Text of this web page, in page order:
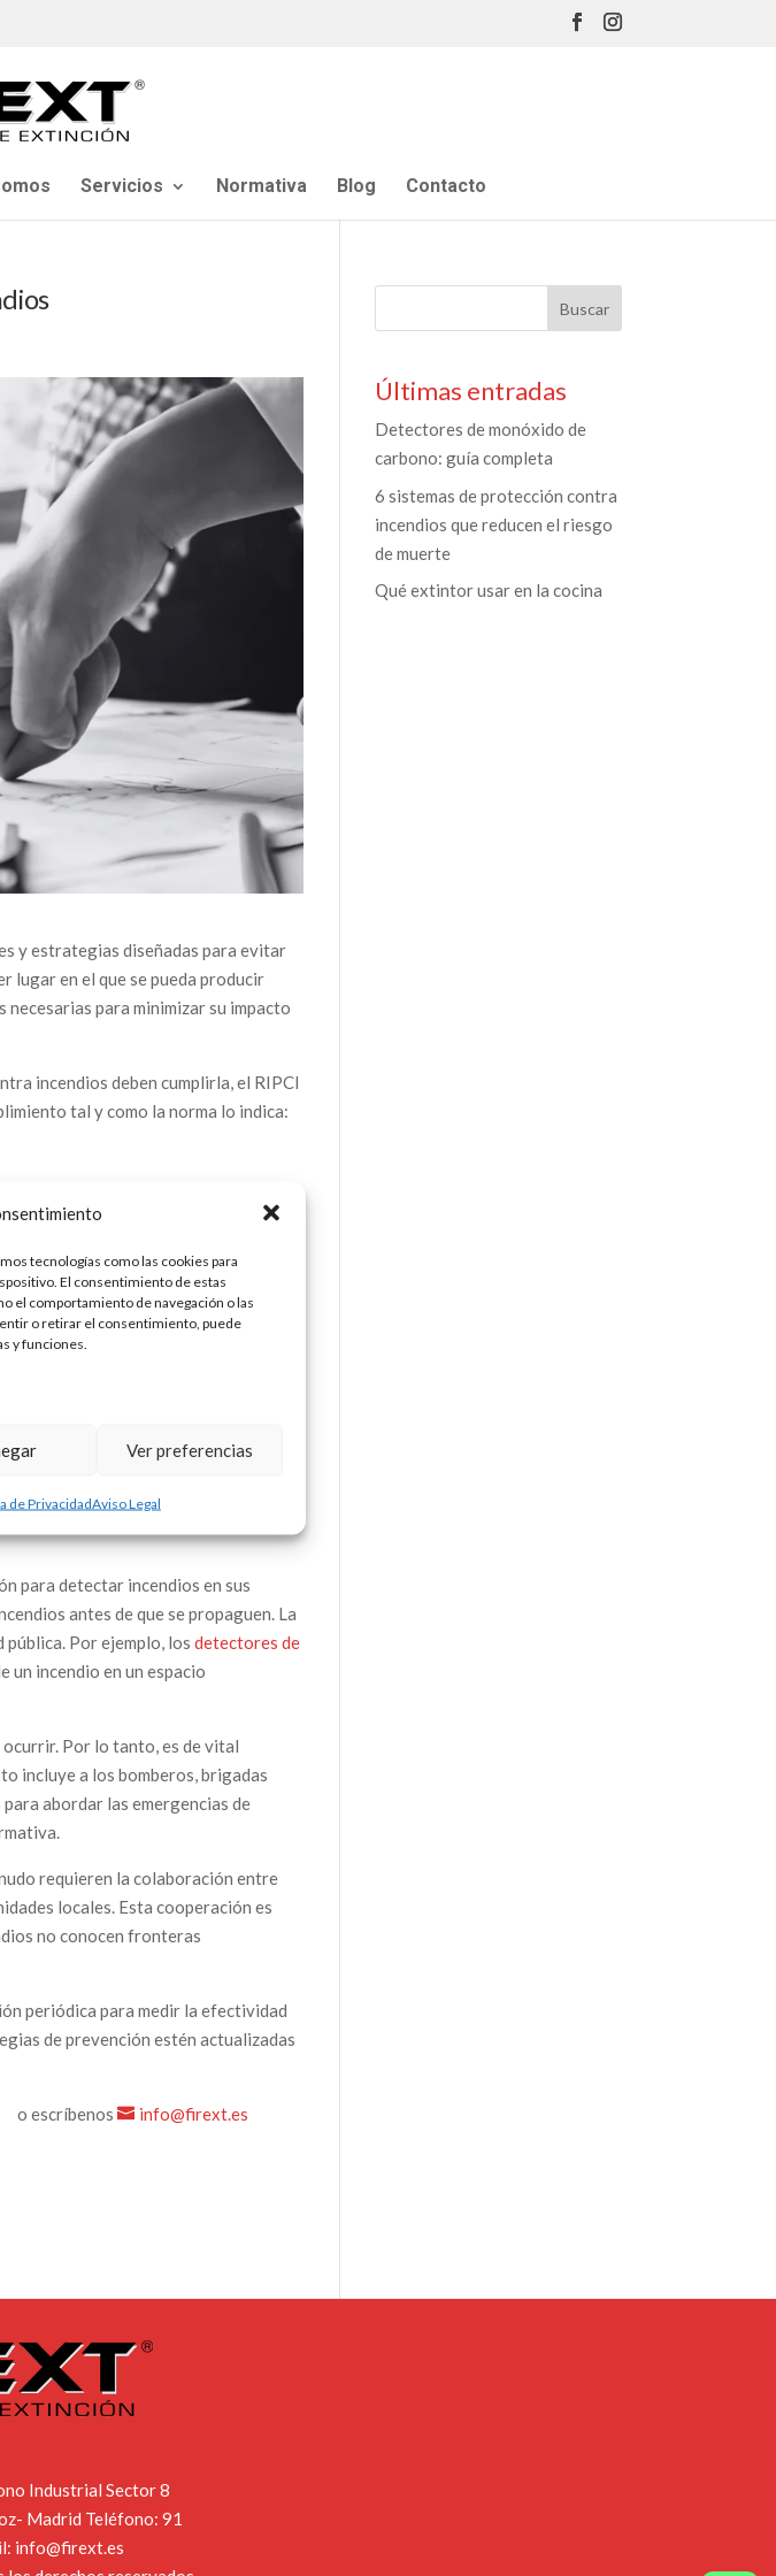
tecnologías como las cookies para
El consentimiento de estas
el comportamiento de navegación o las
o retirar el consentimiento, puede
y funciones.
Ver preferencias
de PrivacidadAviso Legal
Servicios Normativa Blog Contacto
y estrategias diseñadas para evitar
lugar en el que se pueda producir
para minimizar su impacto
incendios deben cumplirla, el RIPCI
tal y como la norma lo indica:
desarrollará el proyecto. Se
a infraestructuras y
los riesgos.
detallado que incluye medidas
la eliminación de vegetación
pública sobre la prevención. La
prevención, se llevan a cabo
prevención y cómo actuar en caso de
valiosas para aumentar la
para detectar incendios en sus
antes de que se propaguen. La
pública. Por ejemplo, losdetectores de
un incendio en un espacio
ocurrir. Por lo tanto, es de vital
incluye a los bomberos, brigadas
abordar las emergencias de
requieren la colaboración entre
locales. Esta cooperación es
no conocen fronteras
periódica para medir la efectividad
de prevención estén actualizadas
o escríbenos info@firext.es
Últimas entradas
Detectores de monóxido de
carbono: guía completa
6 sistemas de protección contra
incendios que reducen el riesgo
de muerte
Qué extintor usar en la cocina
Industrial Sector 8
Madrid Teléfono:91
info@firext.es